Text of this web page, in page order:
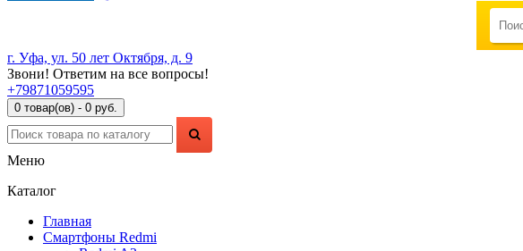
г. Уфа, ул. 50 лет Октября, д. 9
Звони! Ответим на все вопросы!
+79871059595
0 товар(ов) - 0 руб.
Меню
Каталог
Главная
Смартфоны Redmi